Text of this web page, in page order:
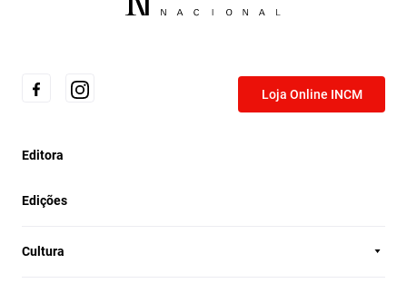
Loja Online INCM
Editora
Edições
Cultura